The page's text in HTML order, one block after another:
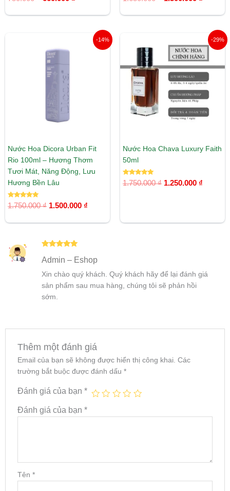
hạng
hạng
-14%
Nước Hoa Dicora Urban Fit
Rio 100ml – Hương Thơm
Tươi Mát, Năng Động, Lưu
Hương Bền Lâu
Được xếp
hạng
1.750.000₫
là:
1.750.000 ₫.
1.500.000 ₫
Giá
hiện
-29%
Nước Hoa Chava Luxury Faith
50ml
Được xếp
hạng
1.750.000₫
gốc
1.750.000 ₫.
1.250.000 ₫
Giá
hiện
tại
là:
hạng55
Admin – Eshop
Xin chào quý khách. Quý khách hãy để lại đánh giá
sản phẩm sau mua hàng, chúng tôi sẽ phản hồi
sớm.
Thêm một đánh giá
Email của bạn sẽ không được hiển thị công khai. Các
trường bắt buộc được đánh dấu *
Đánh giá của bạn *
Đánh giá của bạn *
Tên *